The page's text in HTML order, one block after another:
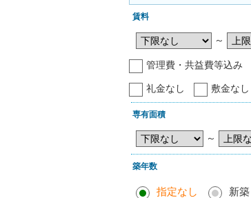
賃料
～
管理費・共益費等込み
礼金なし 敷金なし
専有面積
～
築年数
指定なし 新築